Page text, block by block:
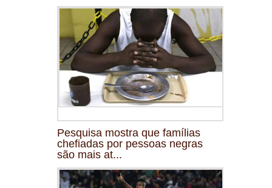
Pesquisa mostra que famílias
chefiadas por pessoas negras
são mais at...